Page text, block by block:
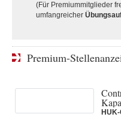
(Für Premiummitglieder
umfangreicher
Premium-